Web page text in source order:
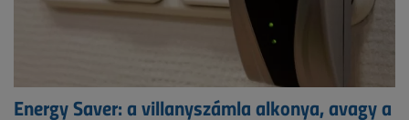
Energy Saver: a villanyszámla alkonya, avagy a